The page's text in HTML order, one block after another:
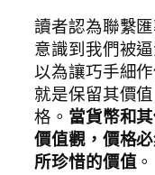
讀者認為聯繫
意識到我們被
以為讓巧手細
就是保留其價
格。 當貨幣和
價值觀，價格
所珍惜的價值。